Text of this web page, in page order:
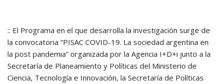
:: El Programa en el que desarrolla la investigación surge de
la convocatoria “PISAC COVID-19. La sociedad argentina en
la post pandemia” organizada por la Agencia I+D+i junto a la
Secretaría de Planeamiento y Políticas del Ministerio de
Ciencia, Tecnología e Innovación, la Secretaría de Políticas